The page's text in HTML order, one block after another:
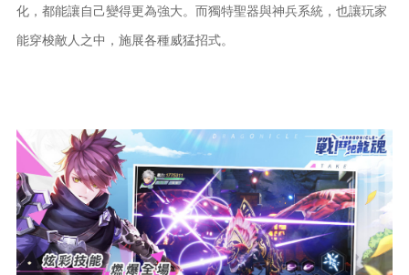
化，都能讓自己變得更為強大。而獨特聖器與神兵系統，也讓玩家
能穿梭敵人之中，施展各種威猛招式。